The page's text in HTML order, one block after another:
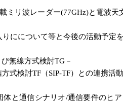
波レーダー(77GHz)と電波天
について等と今後の活動予定
無線方式検討TG－
検討TF（SIP-TF）との連携活
通信シナリオ/通信要件のヒア